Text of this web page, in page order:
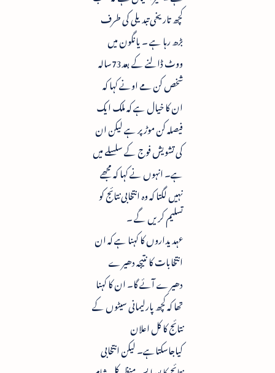
کچھ تاریخی تبدیلی کی طرف
بڑھ رہا ہے ۔ یانگون میں
ووٹ ڈالنے کے بعد73سالہ
شخص کن مے اونے کہا کہ
ان کا خیال ہے کہ ملک ایک
فیصلہ کن موڑ پر ہے لیکن ان
کی تشویش فوج کے سلسلے میں
ہے۔ انہوں نے کہا کہ مجھے
نہیں لگتا کہ وہ انتخابی نتائج کو
تسلیم کریں گے ۔
عہدیداروں کا کہنا ہے کہ ان
انتخابات کا نتیجہ دھیرے
دھیرے آئے گا۔ ان کا کہنا
تھا کہ کچھ پارلیمانی سیٹوں کے
نتائج کا کل اعلان
کیاجاسکتاہے۔ لیکن انتخابی